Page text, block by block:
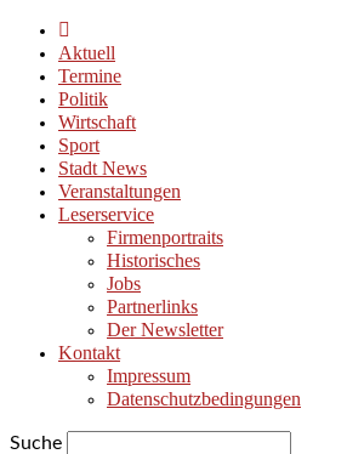
Aktuell
Termine
Politik
Wirtschaft
Sport
Stadt News
Veranstaltungen
Leserservice
Firmenportraits
Historisches
Jobs
Partnerlinks
Der Newsletter
Kontakt
Impressum
Datenschutzbedingungen
Suche